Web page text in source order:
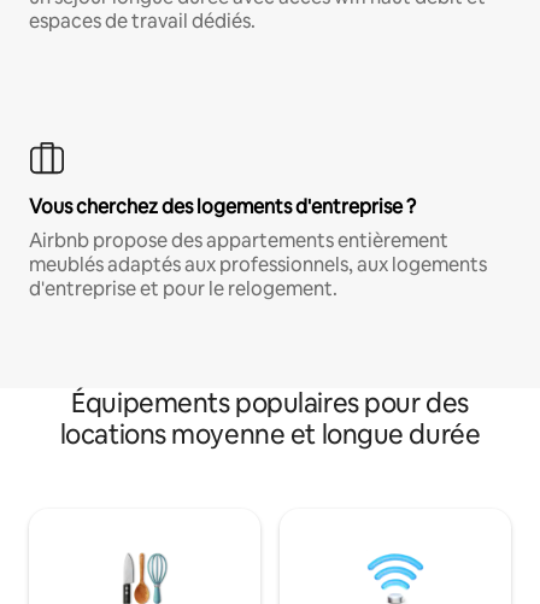
espaces de travail dédiés.
Vous cherchez des logements d'entreprise ?
Airbnb propose des appartements entièrement
meublés adaptés aux professionnels, aux logements
d'entreprise et pour le relogement.
Équipements populaires pour des
locations moyenne et longue durée